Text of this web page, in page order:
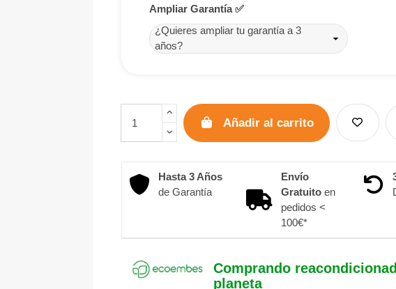
Ampliar Garantía ✅
¿Quieres ampliar tu garantía a 3
años?
Añadir al carrito
Hasta 3 Años
de Garantía
Envío
Gratuitoen
pedidos <
100€*
Comprando
planeta